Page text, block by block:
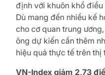
định với khuôn khổ điều
Dù mang đến nhiều kế
cho cơ quan trung
ông dự kiến cần thêm
hiệu quả thực tế trên thị
VN-Index giảm 2,73